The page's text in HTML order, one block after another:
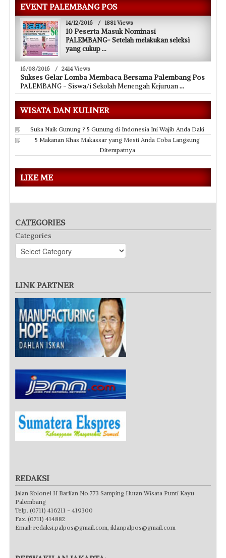
EVENT PALEMBANG POS
14/12/2016 / 1881 Views
10 Peserta Masuk Nominasi
PALEMBANG- Setelah melakukan seleksi
yang cukup...
16/08/2016 / 2414 Views
Sukses Gelar Lomba Membaca Bersama Palembang Pos
PALEMBANG - Siswa/i Sekolah Menengah Kejuruan...
WISATA DAN KULINER
Suka Naik Gunung ? 5 Gunung di Indonesia Ini Wajib Anda Daki
5 Makanan Khas Makassar yang Mesti Anda Coba Langsung
Ditempatnya
LIKE ME
CATEGORIES
Categories
LINK PARTNER
REDAKSI
Jalan Kolonel H Barlian No.773 Samping Hutan Wisata Punti Kayu
Palembang
Telp. (0711) 416211 - 419300
Fax. (0711) 414882
Email: redaksi.palpos@gmail.com, iklanpalpos@gmail.com